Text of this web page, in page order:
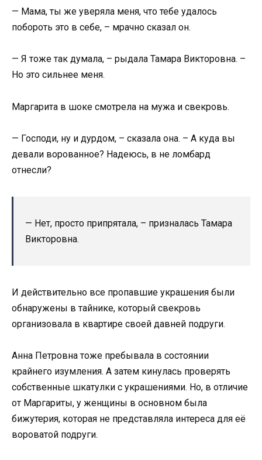
— Мама, ты же уверяла меня, что тебе удалось
побороть это в себе, – мрачно сказал он.
— Я тоже так думала, – рыдала Тамара Викторовна. –
Но это сильнее меня.
Маргарита в шоке смотрела на мужа и свекровь.
— Господи, ну и дурдом, – сказала она. – А куда вы
девали ворованное? Надеюсь, в не ломбард
отнесли?
— Нет, просто припрятала, – призналась Тамара
Викторовна.
И действительно все пропавшие украшения были
обнаружены в тайнике, который свекровь
организовала в квартире своей давней подруги.
Анна Петровна тоже пребывала в состоянии
крайнего изумления. А затем кинулась проверять
собственные шкатулки с украшениями. Но, в отличие
от Маргариты, у женщины в основном была
бижутерия, которая не представляла интереса для её
вороватой подруги.